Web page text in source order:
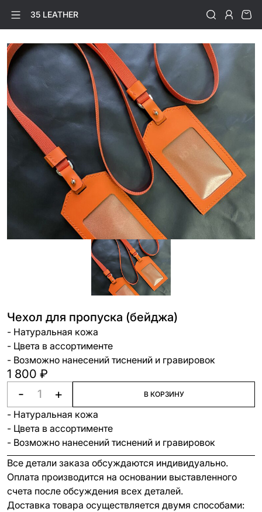
35 LEATHER
Чехол для пропуска (бейджа)
- Натуральная кожа
- Цвета в ассортименте
- Возможно нанесений тиснений и гравировок
1 800 ₽
- + В КОРЗИНУ
- Натуральная кожа
- Цвета в ассортименте
- Возможно нанесений тиснений и гравировок
Все детали заказа обсуждаются индивидуально.
Оплата производится на основании выставленного
счета после обсуждения всех деталей.
Доставка товара осуществляется двумя способами: